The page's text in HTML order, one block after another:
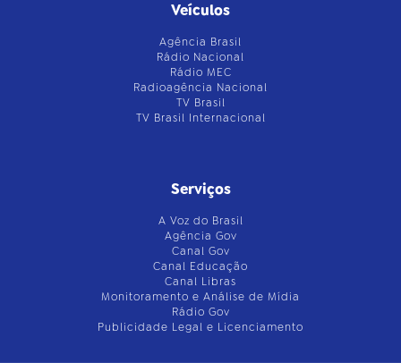
Veículos
Agência Brasil
Rádio Nacional
Rádio MEC
Radioagência Nacional
TV Brasil
TV Brasil Internacional
Serviços
A Voz do Brasil
Agência Gov
Canal Gov
Canal Educação
Canal Libras
Monitoramento e Análise de Mídia
Rádio Gov
Publicidade Legal e Licenciamento